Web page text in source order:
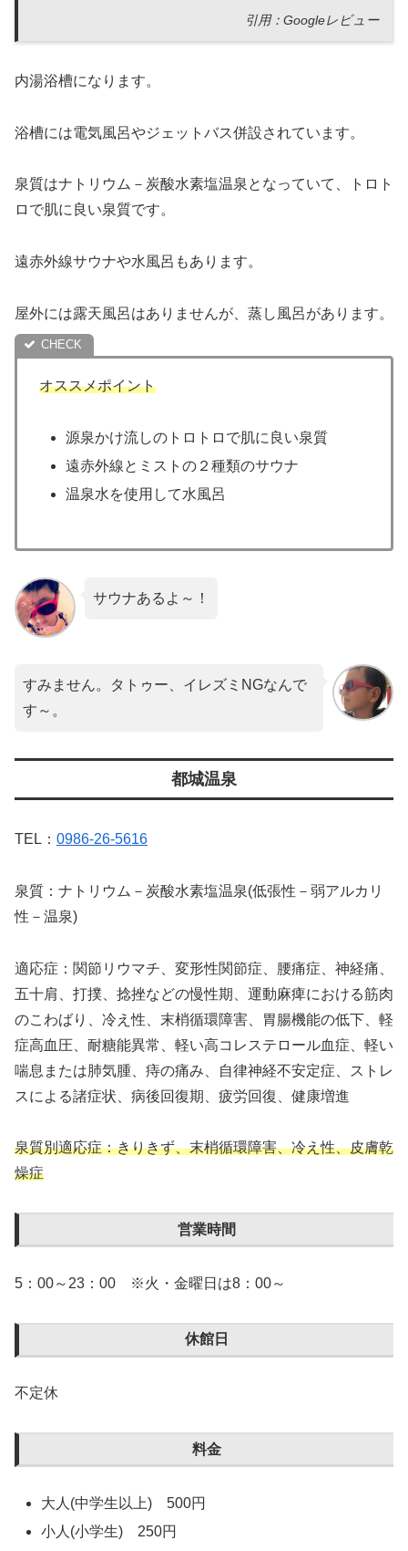
引用：Googleレビュー
内湯浴槽になります。
浴槽には電気風呂やジェットバス併設されています。
泉質はナトリウム－炭酸水素塩温泉となっていて、トロト
ロで肌に良い泉質です。
遠赤外線サウナや水風呂もあります。
屋外には露天風呂はありませんが、蒸し風呂があります。
オススメポイント
源泉かけ流しのトロトロで肌に良い泉質
遠赤外線とミストの２種類のサウナ
温泉水を使用して水風呂
サウナあるよ～！
すみません。タトゥー、イレズミNGなんで
す～。
都城温泉
TEL： 0986-26-5616
泉質：ナトリウム－炭酸水素塩温泉(低張性－弱アルカリ
性－温泉)
適応症：関節リウマチ、変形性関節症、腰痛症、神経痛、
五十肩、打撲、捻挫などの慢性期、運動麻痺における筋肉
のこわばり、冷え性、末梢循環障害、胃腸機能の低下、軽
症高血圧、耐糖能異常、軽い高コレステロール血症、軽い
喘息または肺気腫、痔の痛み、自律神経不安定症、ストレ
スによる諸症状、病後回復期、疲労回復、健康増進
泉質別適応症：きりきず、末梢循環障害、冷え性、皮膚乾
燥症
営業時間
5：00～23：00 ※火・金曜日は8：00～
休館日
不定休
料金
大人(中学生以上) 500円
小人(小学生) 250円